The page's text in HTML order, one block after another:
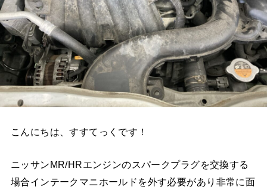
こんにちは、すすてっくです！
ニッサンMR/HRエンジンのスパークプラグを交換する
場合インテークマニホールドを外す必要があり非常に面